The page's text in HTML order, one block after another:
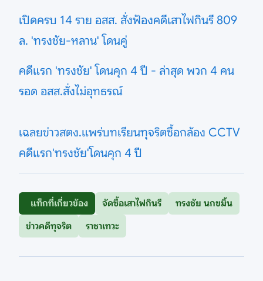
เปิดครบ 14 ราย อสส. สั่งฟ้องคดีเสาไฟกินรี 809
ล. 'ทรงชัย-หลาน' โดนคู่
คดีแรก 'ทรงชัย' โดนคุก 4 ปี - ล่าสุด พวก 4 คน
รอด อสส.สั่งไม่อุทธรณ์
เฉลยข่าวสตง.แพร่บทเรียนทุจริตซื้อกล้อง CCTV
คดีแรก'ทรงชัย'โดนคุก 4 ปี
แท็กที่เกี่ยวข้อง จัดซื้อเสาไฟกินรี
ทรงชัย นกขมิ้น
ข่าวคดีทุจริต
ราชาเทวะ